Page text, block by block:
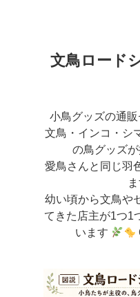
文鳥ロード
小鳥グッズの通
文鳥・インコ・シ
の鳥グッズが
愛鳥さんと同じ羽
ま
幼い頃から文鳥や
てきた店主が1つ1
います